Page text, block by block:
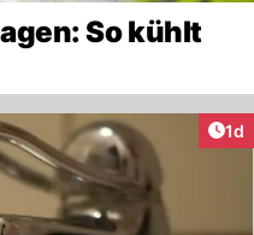
So kühlt
1d